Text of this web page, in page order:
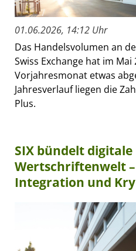
01.06.2026, 14:12 Uhr
Das Handelsvolumen an
Swiss Exchange hat im
Vorjahresmonat etwas
Jahresverlauf liegen die
Plus.
SIX bündelt
Wertschriftenwelt
Integration und